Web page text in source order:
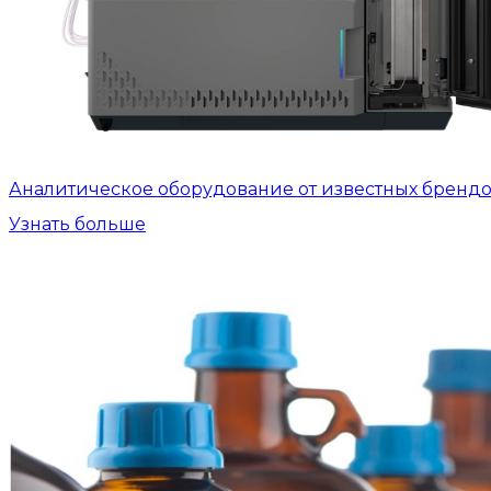
Аналитическое оборудование от известных
Узнать больше